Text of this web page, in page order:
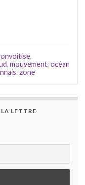
,
, mouvement, océan
, zone
LETTRE